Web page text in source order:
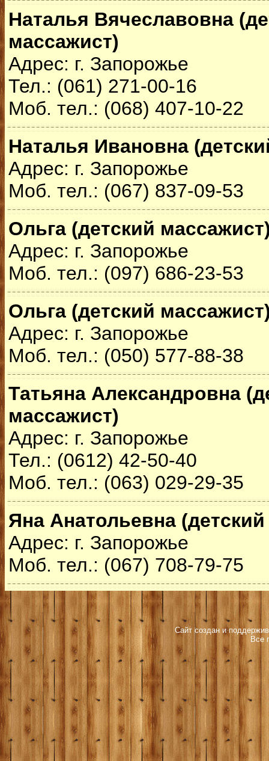
Наталья Вячеславовна
массажист)
Адрес: г. Запорожье
Тел.: (061) 271-00-16
Моб. тел.: (068) 407-10-22
Наталья Ивановна
Адрес: г. Запорожье
Моб. тел.: (067) 837-09-53
Ольга (детский
Адрес: г. Запорожье
Моб. тел.: (097) 686-23-53
Ольга (детский
Адрес: г. Запорожье
Моб. тел.: (050) 577-88-38
Татьяна Александровна
массажист)
Адрес: г. Запорожье
Тел.: (0612) 42-50-40
Моб. тел.: (063) 029-29-35
Яна Анатольевна
Адрес: г. Запорожье
Моб. тел.: (067) 708-79-75
Сайт создан и
Все